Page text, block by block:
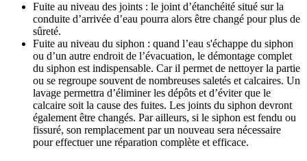
Fuite au niveau des joints : le joint d’étanchéité situé sur la
conduite d’arrivée d’eau pourra alors être changé pour plus de
sûreté.
Fuite au niveau du siphon : quand l’eau s'échappe du siphon
ou d’un autre endroit de l’évacuation, le démontage complet
du siphon est indispensable. Car il permet de nettoyer la partie
ou se regroupe souvent de nombreuses saletés et calcaires. Un
lavage permettra d’éliminer les dépôts et d’éviter que le
calcaire soit la cause des fuites. Les joints du siphon devront
également être changés. Par ailleurs, si le siphon est fendu ou
fissuré, son remplacement par un nouveau sera nécessaire
pour effectuer une réparation complète et efficace.